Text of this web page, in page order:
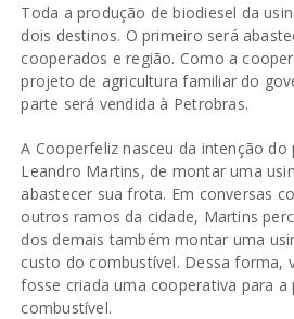
Toda a produção de biodiesel da
dois destinos. O primeiro será
cooperados e região. Como a
projeto de agricultura familiar do
parte será vendida à Petrobras.
A Cooperfeliz nasceu da intenção
Leandro Martins, de montar uma
abastecer sua frota. Em conversas
outros ramos da cidade, Martins
dos demais também montar uma
custo do combustível. Dessa forma,
fosse criada uma cooperativa para a
combustível.